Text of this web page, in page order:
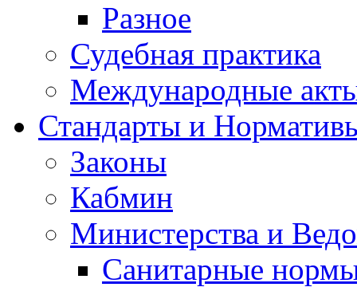
Разное
Судебная практика
Международные
Стандарты и
Законы
Кабмин
Министерства и
Санитарные